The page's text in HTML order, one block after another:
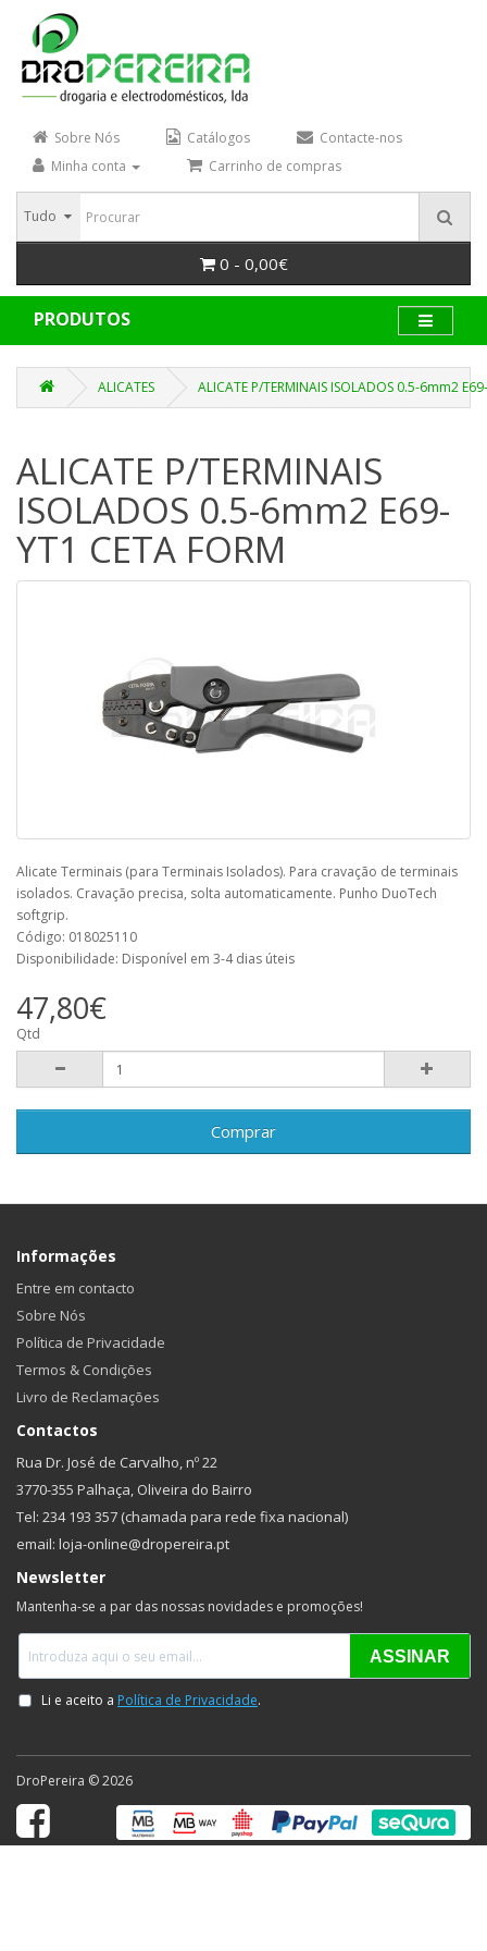
Sobre Nós Catálogos
Contacte-nos
Minha conta
Carrinho de compras
Tudo
0 - 0,00€
PRODUTOS
ALICATES ALICATE P/TERMINAIS ISOLADOS 0.5-6mm2
ALICATE P/TERMINAIS
ISOLADOS 0.5-6mm2 E69-
YT1 CETA FORM
Alicate Terminais (para Terminais Isolados). Para cravação de terminais
isolados. Cravação precisa, solta automaticamente. Punho DuoTech
softgrip.
Código: 018025110
Disponibilidade: Disponível em 3-4 dias úteis
47,80€
Qtd
Comprar
Informações
Entre em contacto
Sobre Nós
Política de Privacidade
Termos & Condições
Livro de Reclamações
Contactos
Rua Dr. José de Carvalho, nº 22
3770-355 Palhaça, Oliveira do Bairro
Tel: 234 193 357 (chamada para rede fixa nacional)
email: loja-online@dropereira.pt
Newsletter
Mantenha-se a par das nossas novidades e promoções!
DroPereira © 2026